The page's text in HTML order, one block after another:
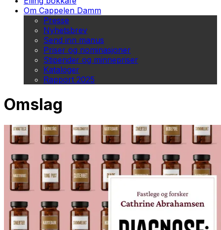
Om Cappelen Damm
Presse
Nyhetsbrev
Send inn manus
Priser og nominasjoner
Stipender og minnepriser
Kataloger
Rapport 2025
Omslag